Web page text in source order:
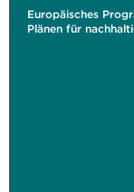
Europäisches
Plänen für